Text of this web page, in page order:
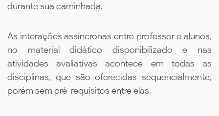
durante sua caminhada.
As interações assíncronas entre professor e alunos,
no material didático disponibilizado e nas
atividades avaliativas acontece em todas as
disciplinas, que são oferecidas sequencialmente,
porém sem pré-requisitos entre elas.